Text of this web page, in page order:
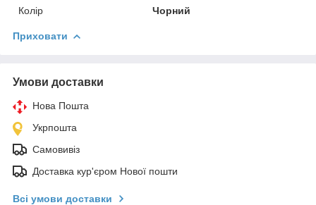
Колір
Чорний
Приховати
Умови доставки
Нова Пошта
Укрпошта
Самовивіз
Доставка кур'єром Нової пошти
Всі умови доставки